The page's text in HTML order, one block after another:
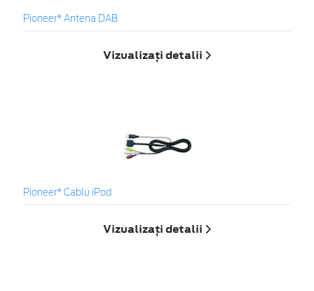
Pioneer* Antena DAB
Vizualizați detalii
Pioneer* Cablu iPod
Vizualizați detalii